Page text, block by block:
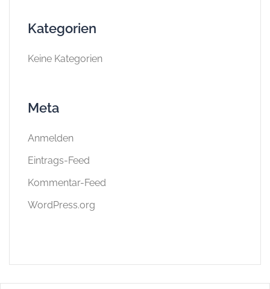
Kategorien
Keine Kategorien
Meta
Anmelden
Eintrags-Feed
Kommentar-Feed
WordPress.org